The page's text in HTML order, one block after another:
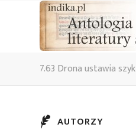
7.63 Drona ustawia szyk
AUTORZY